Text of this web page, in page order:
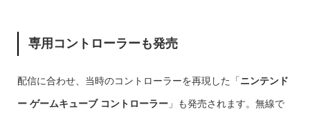
専用コントローラーも発売
配信に合わせ、当時のコントローラーを再現した「ニンテンド
ー ゲームキューブ コントローラー」も発売されます。無線で